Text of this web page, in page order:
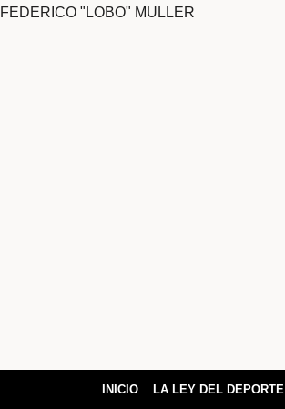
FEDERICO "LOBO" MULLER
INICIO LA LEY DEL DEPORTE